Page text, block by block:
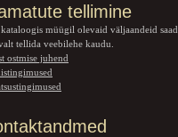
tellimine
müügil olevaid väljaandeid saad
tellida veebilehe kaudu.
ostmise juhend